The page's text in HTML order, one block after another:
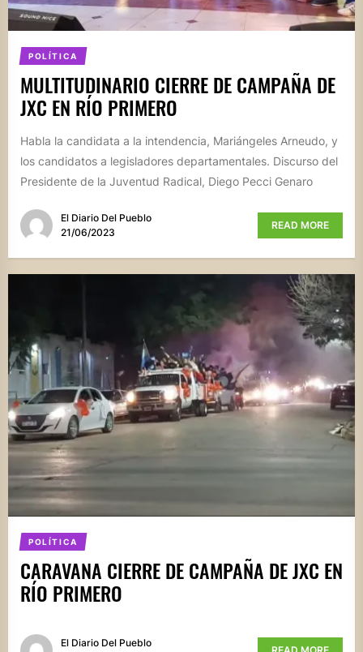
POLÍTICA
MULTITUDINARIO CIERRE DE CAMPAÑA DE
JXC EN RÍO PRIMERO
Habla la candidata a la intendencia, Mariángeles Arneudo, y
los candidatos a legisladores departamentales. Discurso del
Presidente de la Juventud Radical, Diego Pecci Genaro
El Diario Del Pueblo
21/06/2023
READ MORE
POLÍTICA
CARAVANA CIERRE DE CAMPAÑA DE JXC EN
RÍO PRIMERO
El Diario Del Pueblo